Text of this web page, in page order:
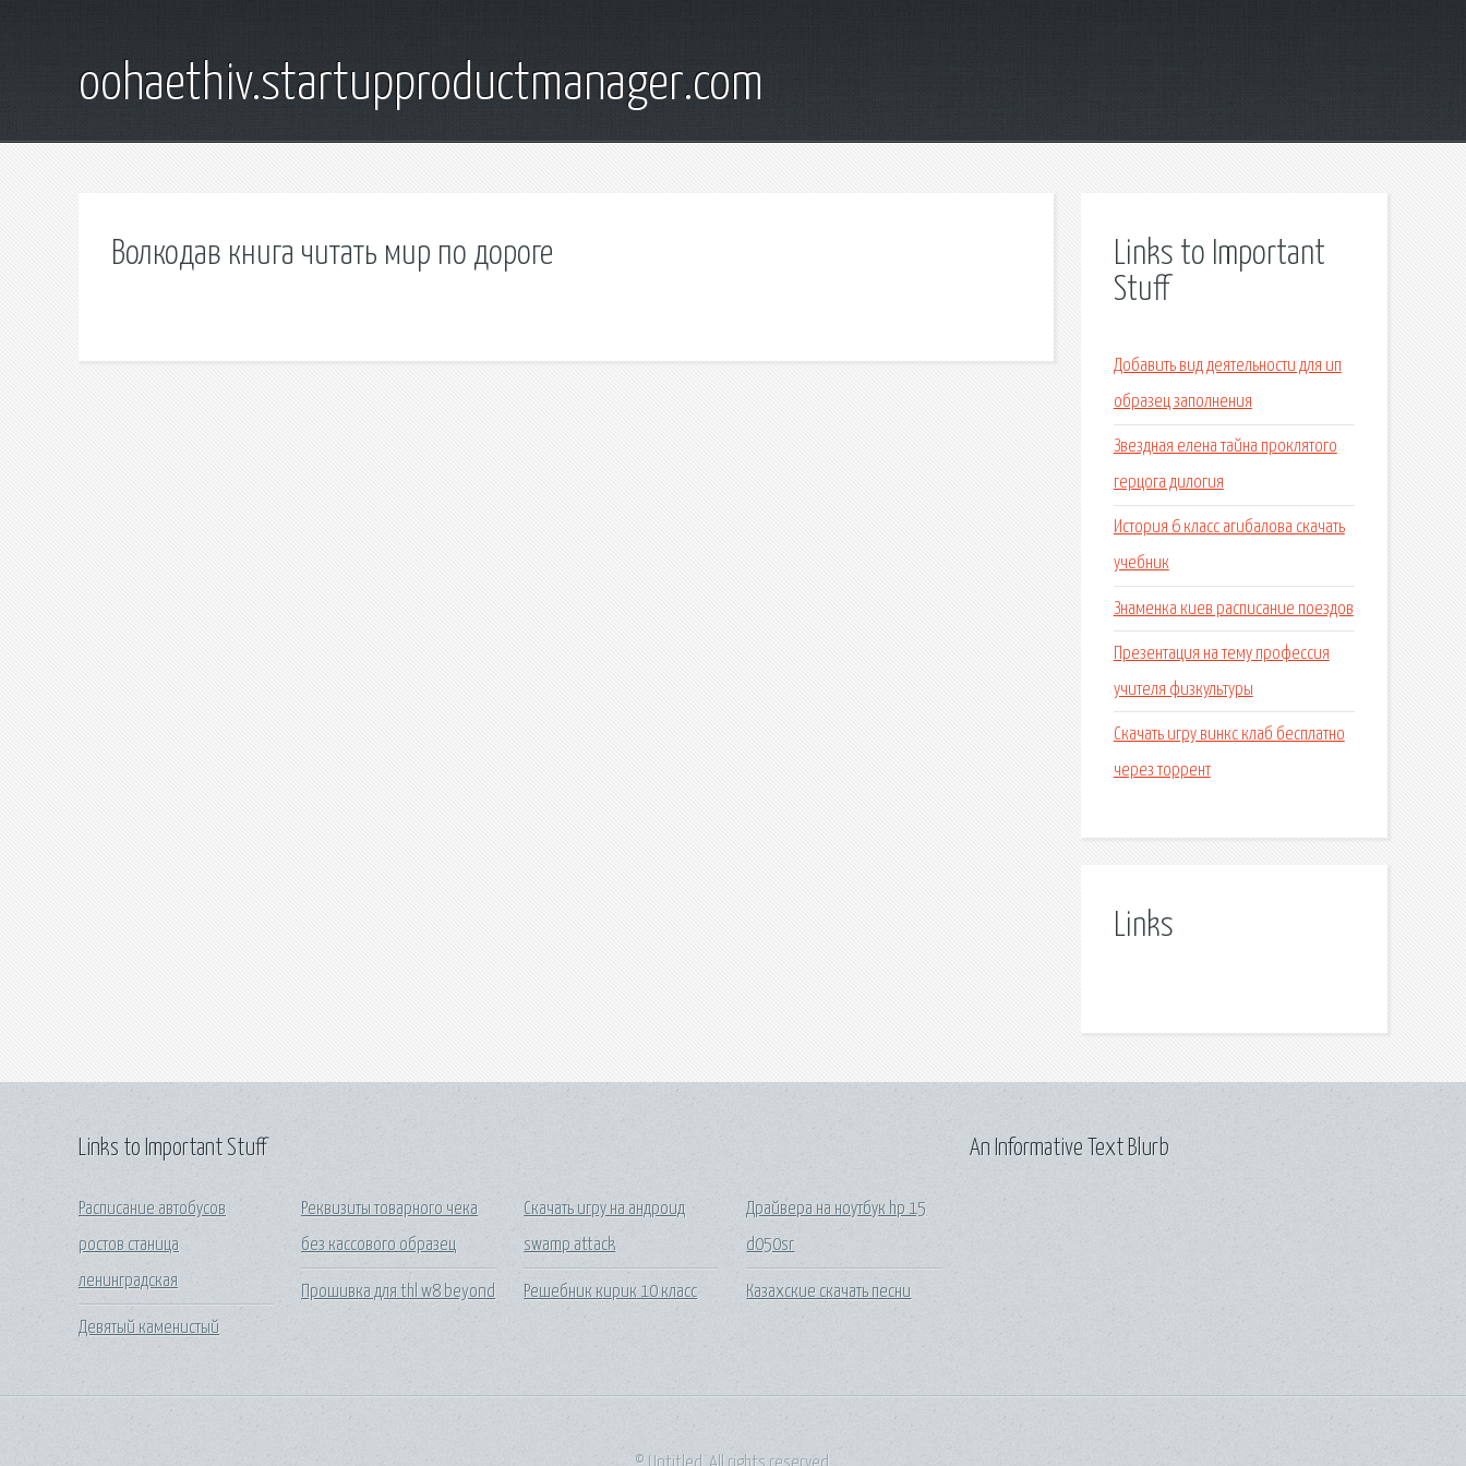
oohaethiv.startupproductmanager.com
Волкодав книга читать мир по дороге
Links to Important
Stuff
Добавить вид деятельности для ип
образец заполнения
Звездная елена тайна проклятого
герцога дилогия
История 6 класс агибалова скачать
учебник
Знаменка киев расписание поездов
Презентация на тему профессия
учителя физкультуры
Скачать игру винкс клаб бесплатно
через торрент
Links
Links to Important Stuff
Расписание автобусов
ростов станица
ленинградская
Девятый каменистый
Реквизиты товарного чека
без кассового образец
Прошивка для thl w8 beyond
Скачать игру на андроид
swamp attack
Решебник кирик 10 класс
Драйвера на ноутбук hp 15
d050sr
Казахские скачать песни
An Informative Text Blurb